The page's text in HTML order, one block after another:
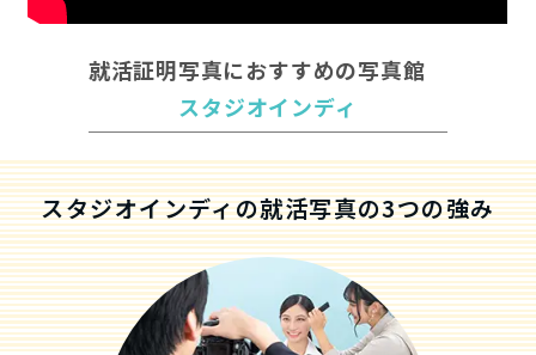
就活証明写真におすすめの写真館
スタジオインディ
スタジオインディの就活写真の3つの強み